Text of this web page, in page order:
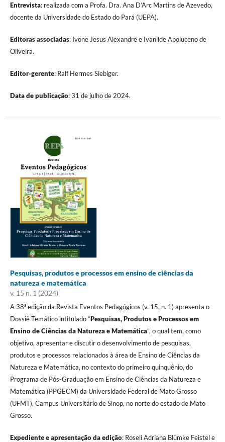
Entrevista: realizada com a Profa. Dra. Ana D’Arc Martins de Azevedo,
docente da Universidade do Estado do Pará (UEPA).
Editoras associadas: Ivone Jesus Alexandre e Ivanilde Apoluceno de
Oliveira.
Editor-gerente: Ralf Hermes Siebiger.
Data de publicação: 31 de julho de 2024.
Pesquisas, produtos e processos em ensino de ciências da
natureza e matemática
v. 15 n. 1 (2024)
A 38ª edição da Revista Eventos Pedagógicos (v. 15, n. 1) apresenta o
Dossiê Temático intitulado “Pesquisas, Produtos e Processos em
Ensino de Ciências da Natureza e Matemática”, o qual tem, como
objetivo, apresentar e discutir o desenvolvimento de pesquisas,
produtos e processos relacionados à área de Ensino de Ciências da
Natureza e Matemática, no contexto do primeiro quinquênio, do
Programa de Pós-Graduação em Ensino de Ciências da Natureza e
Matemática (PPGECM) da Universidade Federal de Mato Grosso
(UFMT), Campus Universitário de Sinop, no norte do estado de Mato
Grosso.
Expediente e apresentação da edição: Roseli Adriana Blümke Feistel e